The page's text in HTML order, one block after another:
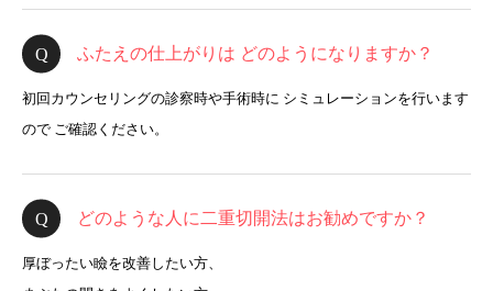
ふたえの仕上がりは どのようになりますか？
初回カウンセリングの診察時や手術時に シミュレーションを行います
ので ご確認ください。
どのような人に二重切開法はお勧めですか？
厚ぼったい瞼を改善したい方、